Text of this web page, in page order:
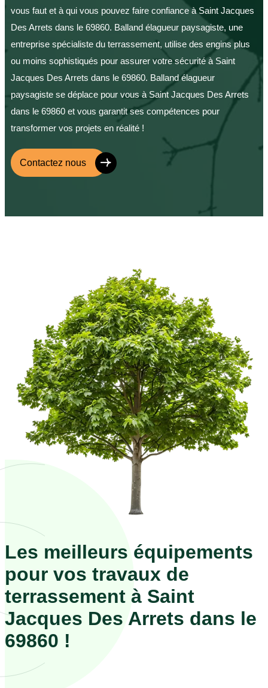
vous faut et à qui vous pouvez faire confiance à Saint Jacques
Des Arrets dans le 69860. Balland élagueur paysagiste, une
entreprise spécialiste du terrassement, utilise des engins plus
ou moins sophistiqués pour assurer votre sécurité à Saint
Jacques Des Arrets dans le 69860. Balland élagueur
paysagiste se déplace pour vous à Saint Jacques Des Arrets
dans le 69860 et vous garantit ses compétences pour
transformer vos projets en réalité !
Contactez nous
Les meilleurs équipements
pour vos travaux de
terrassement à Saint
Jacques Des Arrets dans le
69860 !